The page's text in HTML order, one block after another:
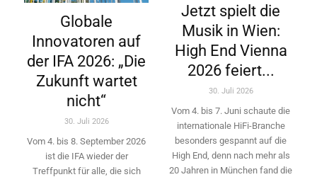
Globale
Innovatoren auf
der IFA 2026: „Die
Zukunft wartet
nicht“
30. Juli 2026
Vom 4. bis 8. September 2026
ist die IFA wieder der
Treffpunkt für alle, die sich
Jetzt spielt die
Musik in Wien:
High End Vienna
2026 feiert...
30. Juli 2026
Vom 4. bis 7. Juni schaute die
internationale HiFi-Branche
besonders gespannt auf die
High End, denn nach mehr als
20 Jahren in München fand die